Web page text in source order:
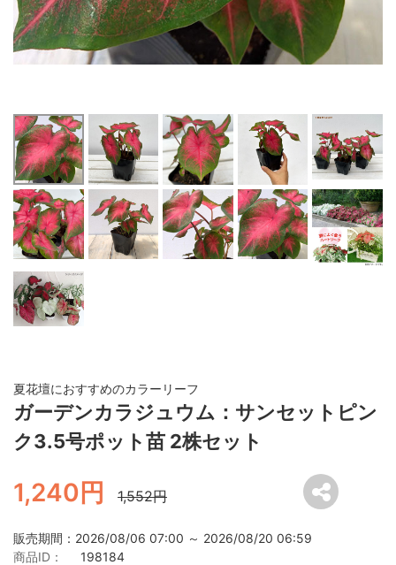
夏花壇におすすめのカラーリーフ
ガーデンカラジュウム：サンセットピン
ク3.5号ポット苗 2株セット
1,240円 1,552円
販売期間：2026/08/06 07:00 ～ 2026/08/20 06:59
商品ID：
198184